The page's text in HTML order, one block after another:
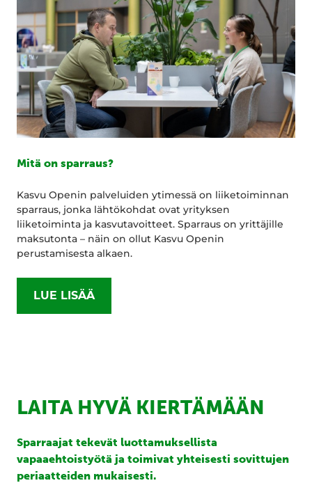
Mitä on sparraus?
Kasvu Openin palveluiden ytimessä on liiketoiminnan
sparraus, jonka lähtökohdat ovat yrityksen
liiketoiminta ja kasvutavoitteet. Sparraus on yrittäjille
maksutonta – näin on ollut Kasvu Openin
perustamisesta alkaen.
LUE LISÄÄ
LAITA HYVÄ KIERTÄMÄÄN
Sparraajat tekevät luottamuksellista
vapaaehtoistyötä ja toimivat yhteisesti sovittujen
periaatteiden mukaisesti.